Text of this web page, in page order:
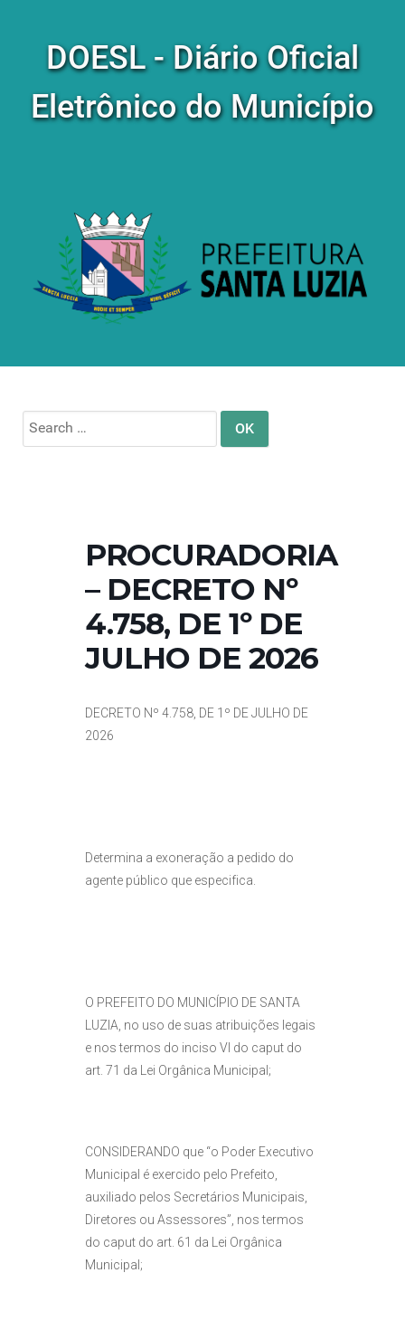
DOESL - Diário Oficial
Eletrônico do Município
Search
for:
PROCURADORIA
– DECRETO Nº
4.758, DE 1º DE
JULHO DE 2026
DECRETO Nº 4.758, DE 1º DE JULHO DE
2026
Determina a exoneração a pedido do
agente público que especifica.
O PREFEITO DO MUNICÍPIO DE SANTA
LUZIA, no uso de suas atribuições legais
e nos termos do inciso VI do caput do
art. 71 da Lei Orgânica Municipal;
CONSIDERANDO que “o Poder Executivo
Municipal é exercido pelo Prefeito,
auxiliado pelos Secretários Municipais,
Diretores ou Assessores”, nos termos
do caput do art. 61 da Lei Orgânica
Municipal;